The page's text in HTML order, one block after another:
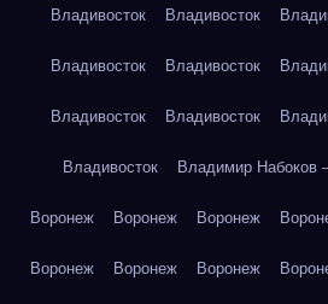
Владивосток Владивосток
Владивосток Владивосток
Владивосток Владивосток
Владивосток Владимир Набоков
Воронеж Воронеж Воронеж
Воронеж Воронеж Воронеж